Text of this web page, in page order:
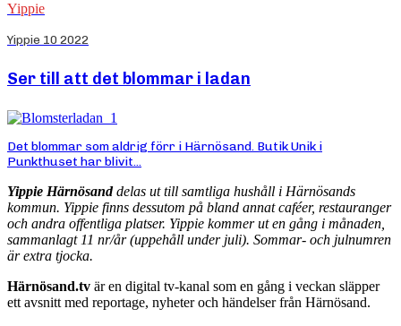
Yippie
Yippie 10 2022
Ser till att det blommar i ladan
Det blommar som aldrig förr i Härnösand. Butik Unik i
Punkthuset har blivit...
Yippie Härnösanddelas ut till samtliga hushåll i Härnösands
kommun. Yippie finns dessutom på bland annat caféer, restauranger
och andra offentliga platser. Yippie kommer ut en gång i månaden,
sammanlagt 11 nr/år (uppehåll under juli). Sommar- och julnumren
är extra tjocka.
Härnösand.tv är en digital tv-kanal som en gång i veckan släpper
ett avsnitt med reportage, nyheter och händelser från Härnösand.